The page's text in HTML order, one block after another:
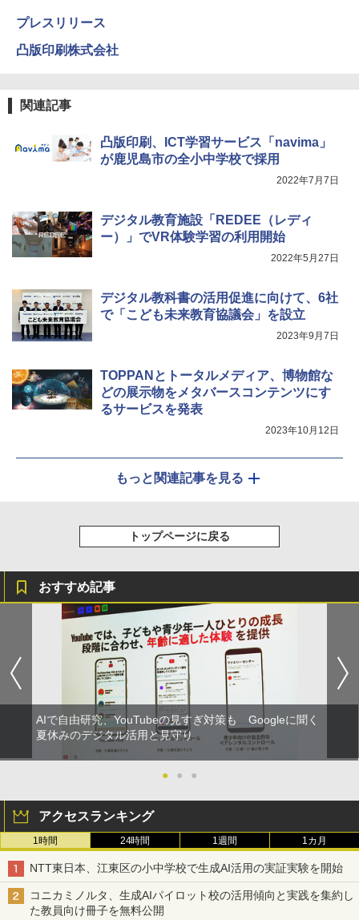
プレスリリース
凸版印刷株式会社
関連記事
凸版印刷、ICT学習サービス「navima」
が鹿児島市の全小中学校で採用
2022年7月7日
デジタル教育施設「REDEE（レディ
ー）」でVR体験学習の利用開始
2022年5月27日
デジタル教科書の活用促進に向けて、6社
で「こども未来教育協議会」を設立
2023年9月7日
TOPPANとトータルメディア、博物館な
どの展示物をメタバースコンテンツにす
るサービスを発表
2023年10月12日
もっと関連記事を見る
トップページに戻る
おすすめ記事
AIで自由研究、YouTubeの見すぎ対策も Googleに聞く
夏休みのデジタル活用と見守り
● ● ●
アクセスランキング
1時間 24時間 1週間 1カ月
NTT東日本、江東区の小中学校で生成AI活用の実証実験を開始
コニカミノルタ、生成AIパイロット校の活用傾向と実践を集約し
た教員向け冊子を無料公開